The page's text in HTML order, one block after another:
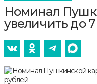
Номинал
увеличить до